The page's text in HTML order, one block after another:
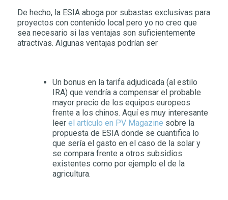
De hecho, la ESIA aboga por subastas exclusivas para
proyectos con contenido local pero yo no creo que
sea necesario si las ventajas son suficientemente
atractivas. Algunas ventajas podrían ser
Un bonus en la tarifa adjudicada (al estilo
IRA) que vendría a compensar el probable
mayor precio de los equipos europeos
frente a los chinos. Aquí es muy interesante
leer el artículo en PV Magazine sobre la
propuesta de ESIA donde se cuantifica lo
que sería el gasto en el caso de la solar y
se compara frente a otros subsidios
existentes como por ejemplo el de la
agricultura.